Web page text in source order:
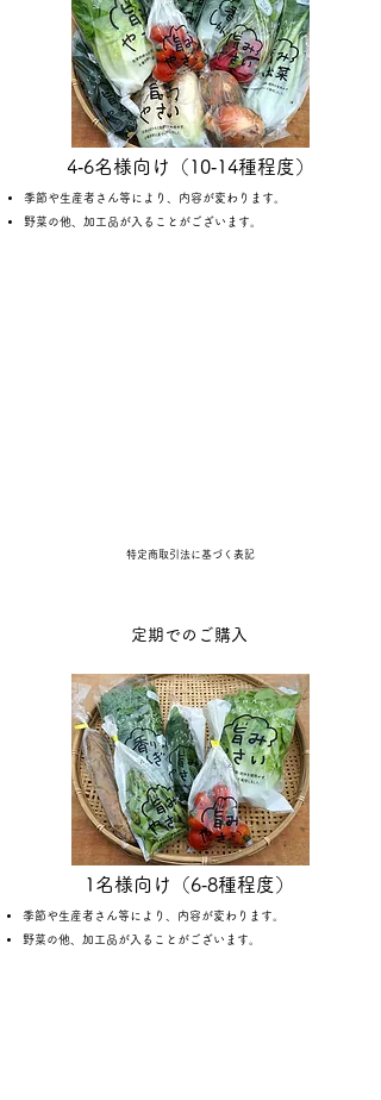
4‐6名様向け（10‐14種程度）
季節や生産者さん等により、内容が変わります。
野菜の他、加工品が入ることがございます。
​特定商取引法に基づく表記
定期でのご購入
1名様向け（6‐8種程度）
季節や生産者さん等により、内容が変わります。
野菜の他、加工品が入ることがございます。